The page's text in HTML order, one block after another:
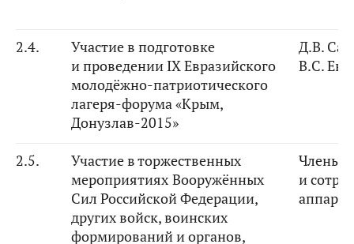
2.4. Участие в подготовке
и проведении IX Евразийского
молодёжно-патриотического
лагеря-форума «Крым,
Донузлав-2015»
Д.В.
В.С.
2.5.
Участие в торжественных
мероприятиях Вооружённых
Сил Российской Федерации,
других войск, воинских
формирований и органов,
Члены
и